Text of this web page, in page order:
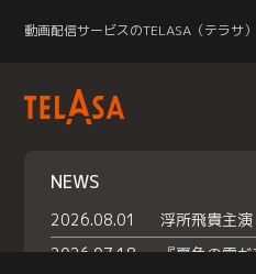
動画配信サービスのTELASA（テラサ）
NEWS
2026.08.01
2026.07.18